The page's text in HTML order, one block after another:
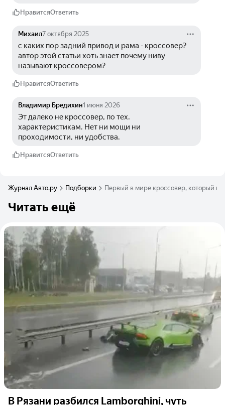
НравитсяОтветить
Михаил7 октября 2025
с каких пор задний привод и рама - кроссовер?
автор этой статьи хоть знает почему ниву
называют кроссовером?
НравитсяОтветить
Владимир Бредихин1 июня 2026
Эт далеко не кроссовер, по тех.
характеристикам. Нет ни мощи ни
проходимости, ни удобства.
НравитсяОтветить
Журнал Авто.ру Подборки Первый в мире кроссовер, который
Читать ещё
В Рязани разбился Lamborghini, чуть